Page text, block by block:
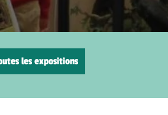
les expositions